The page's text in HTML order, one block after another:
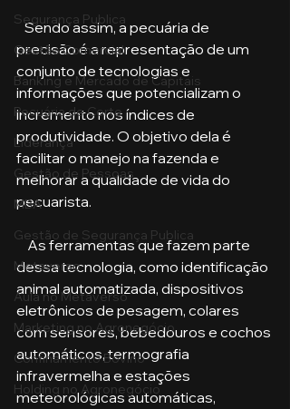
Segurança Publica
Gestão Comercial
Banking e Mercado de Capitais
Pecuária de Corte
Liderança
Gestão de Pessoas
MBA
Gestão de Segurança Publica
Metaverso
Aula no Metaverso
Marketing no Agronegócio
Confinamento Bovino
Holding no Agronegócio
   Sendo assim, a pecuária de
precisão é a representação de um
conjunto de tecnologias e
informações que potencializam o
incremento nos índices de
produtividade. O objetivo dela é
facilitar o manejo na fazenda e
melhorar a qualidade de vida do
pecuarista.
    As ferramentas que fazem parte
dessa tecnologia, como identificação
animal automatizada, dispositivos
eletrônicos de pesagem, colares
com sensores, bebedouros e cochos
automáticos, termografia
infravermelha e estações
meteorológicas automáticas,